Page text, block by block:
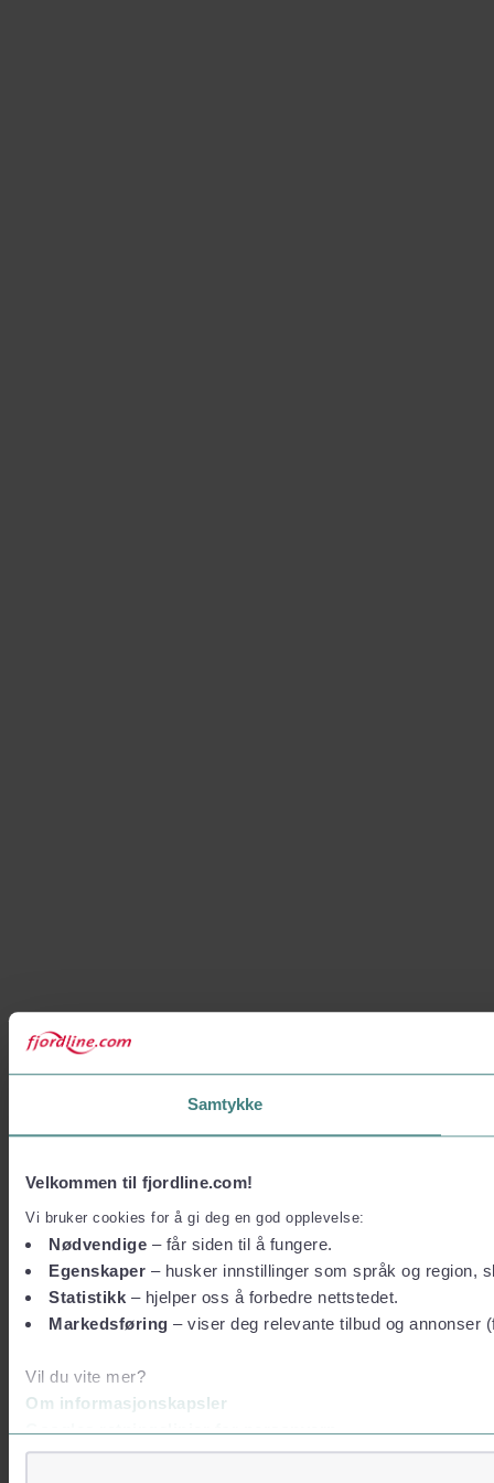
Samtykke
Velkommen til fjordline.com!
Vi bruker cookies for å gi deg en god opplevelse:
Nødvendige – får siden til å fungere.
Egenskaper – husker innstillinger som språk og region,
Statistikk – hjelper oss å forbedre nettstedet.
Markedsføring – viser deg relevante tilbud og annonser
Vil du vite mer?
Om informasjonskapsler
Googles retningslinjer for personvern